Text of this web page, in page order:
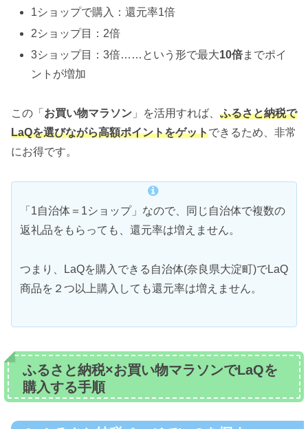
1ショップで購入：還元率1倍
2ショップ目：2倍
3ショップ目：3倍……という形で最大10倍までポイ
ントが増加
この「 お買い物マラソン 」を活用すれば、 ふるさと納税で
LaQを選びながら高額ポイントをゲットできるため、非常
にお得です。
「1自治体＝1ショップ」なので、同じ自治体で複数の
返礼品をもらっても、還元率は増えません。
つまり、LaQを購入できる自治体(奈良県大淀町)でLaQ
商品を２つ以上購入しても還元率は増えません。
ふるさと納税×お買い物マラソンでLaQを
購入する手順